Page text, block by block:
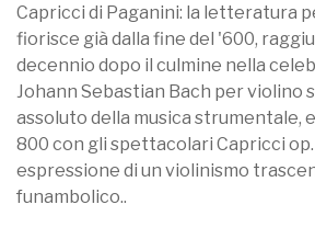
Capricci di Paganini: la letteratura
fiorisce già dalla fine del '600,
decennio dopo il culmine nella
Johann Sebastian Bach per violino
assoluto della musica strumentale,
800 con gli spettacolari Capricci op.
espressione di un violinismo
funambolico..